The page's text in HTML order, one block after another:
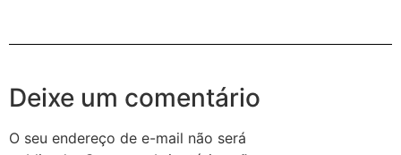
Deixe um comentário
O seu endereço de e-mail não será